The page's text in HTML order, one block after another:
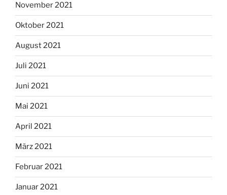
November 2021
Oktober 2021
August 2021
Juli 2021
Juni 2021
Mai 2021
April 2021
März 2021
Februar 2021
Januar 2021